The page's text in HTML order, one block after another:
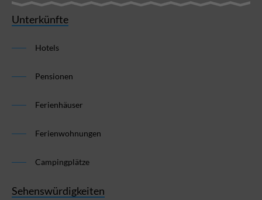
Unterkünfte
Hotels
Pensionen
Ferienhäuser
Ferienwohnungen
Campingplätze
Sehenswürdigkeiten